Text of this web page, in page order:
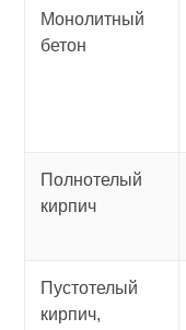
Монолитный
бетон
Полнотелый
кирпич
Пустотелый
кирпич,